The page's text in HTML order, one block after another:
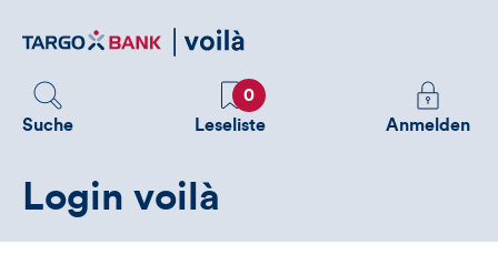
zum
Suche
Favoriten
0
Leseliste
Melden
Sie
Anmelden
Login voilà